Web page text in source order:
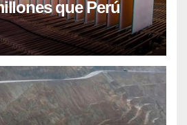
que Perú